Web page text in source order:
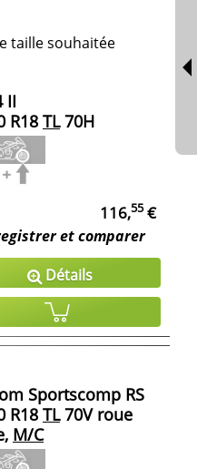
taille souhaitée
II
R18 TL70H
116,55€
et comparer
Détails
Sportscomp RS
R18 TL70V roue
M/C